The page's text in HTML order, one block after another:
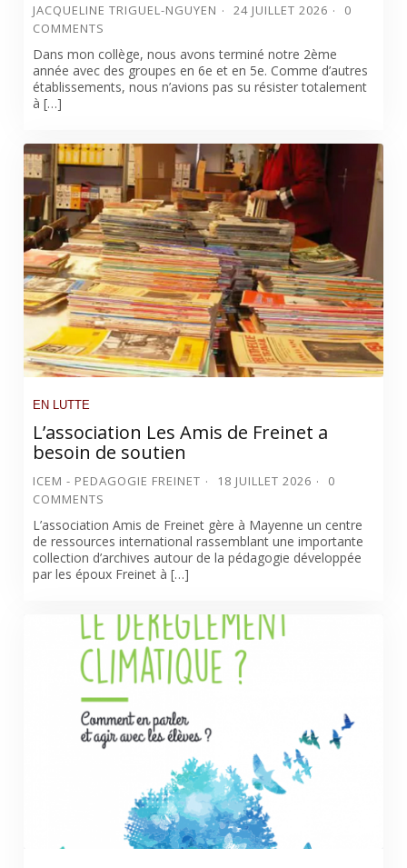
JACQUELINE TRIGUEL-NGUYEN 24 JUILLET 2026
0
COMMENTS
Dans mon collège, nous avons terminé notre 2ème
année avec des groupes en 6e et en 5e. Comme d’autres
établissements, nous n’avions pas su résister totalement
à […]
EN LUTTE
L’association Les Amis de Freinet a
besoin de soutien
ICEM - PEDAGOGIE FREINET 18 JUILLET 2026
0
COMMENTS
L’association Amis de Freinet gère à Mayenne un centre
de ressources international rassemblant une importante
collection d’archives autour de la pédagogie développée
par les époux Freinet à […]